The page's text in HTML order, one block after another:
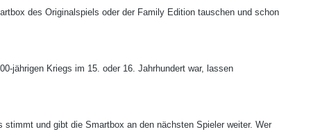
des Originalspiels oder der Family Edition tauschen und schon
jährigen Kriegs im 15. oder 16. Jahrhundert war, lassen
und gibt die Smartbox an den nächsten Spieler weiter. Wer